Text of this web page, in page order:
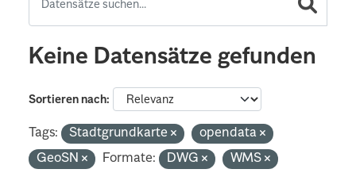
Keine Datensätze gefunden
Sortieren nach
Tags: Stadtgrundkarte
opendata
GeoSN
Formate: DWG WMS